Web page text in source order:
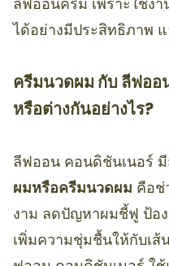
ลีฟออนครีม เพราะใช้งา
ได้อย่างมีประสิทธิภาพ
ครีมนวดผม กับ ลีฟออ
หรือต่างกันอย่างไร?
ลีฟออน คอนดิชันเนอร์
ผมหรือครีมนวดผม คือช่
งาม ลดปัญหาผมชี้ฟู ป้อ
เพิ่มความชุ่มชื้นให้กับเ